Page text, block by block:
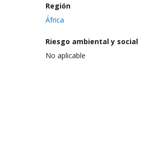
Región
África
Riesgo ambiental y social
No aplicable